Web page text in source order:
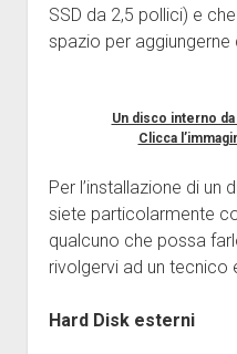
SSD da 2,5 pollici) e
spazio per aggiungerne
Un disco interno
Clicca
Per l’installazione di un
siete particolarmente
qualcuno che possa
rivolgervi ad un tecnico
Hard Disk esterni